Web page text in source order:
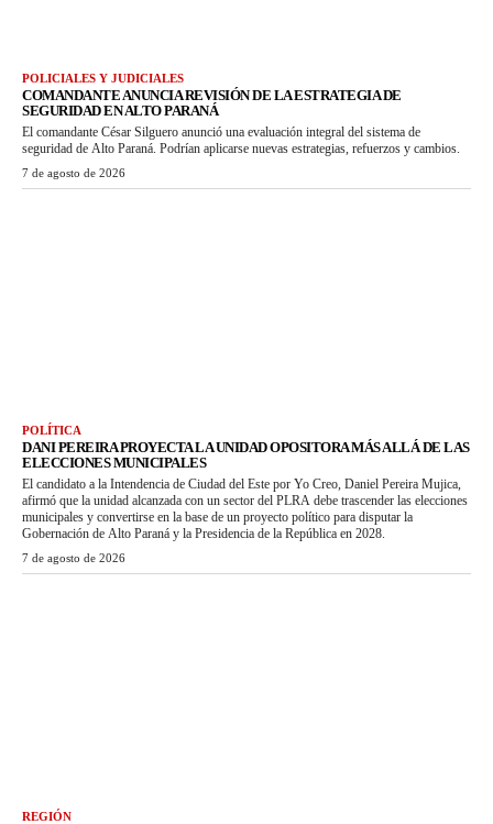
POLICIALES Y JUDICIALES
COMANDANTE ANUNCIA REVISIÓN DE LA ESTRATEGIA DE
SEGURIDAD EN ALTO PARANÁ
El comandante César Silguero anunció una evaluación integral del sistema de
seguridad de Alto Paraná. Podrían aplicarse nuevas estrategias, refuerzos y cambios.
7 de agosto de 2026
POLÍTICA
DANI PEREIRA PROYECTA LA UNIDAD OPOSITORA MÁS ALLÁ DE LAS
ELECCIONES MUNICIPALES
El candidato a la Intendencia de Ciudad del Este por Yo Creo, Daniel Pereira Mujica,
afirmó que la unidad alcanzada con un sector del PLRA debe trascender las elecciones
municipales y convertirse en la base de un proyecto político para disputar la
Gobernación de Alto Paraná y la Presidencia de la República en 2028.
7 de agosto de 2026
REGIÓN